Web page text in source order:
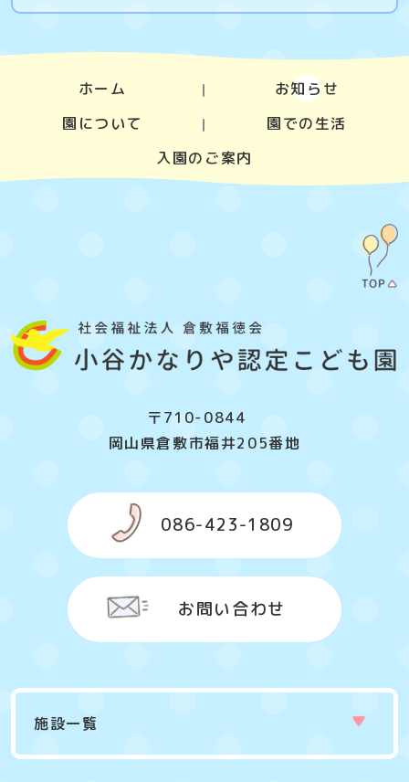
ホーム
お知らせ
園について
園での生活
入園のご案内
〒710-0844
岡山県倉敷市福井205番地
086-423-1809
お問い合わせ
施設一覧